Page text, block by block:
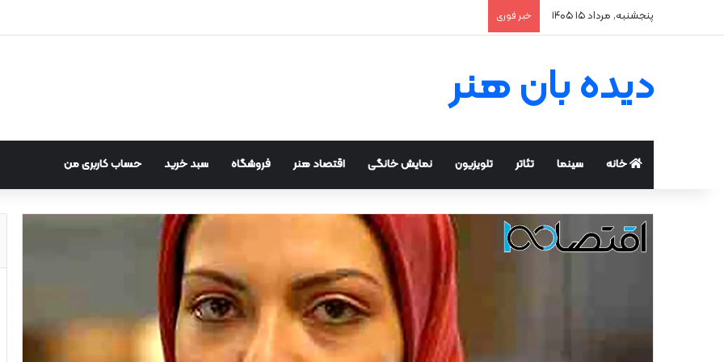
پنجشنبه, مرداد ۱۵ ۱۴۰۵ خبر فوری
دیده بان هنر
خانه سینما تئاتر تلویزیون نمایش خانگی اقتصاد هنر فروشگاه سبد خرید حساب کاربری من